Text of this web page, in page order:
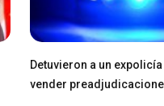
Detuvieron a un
vender